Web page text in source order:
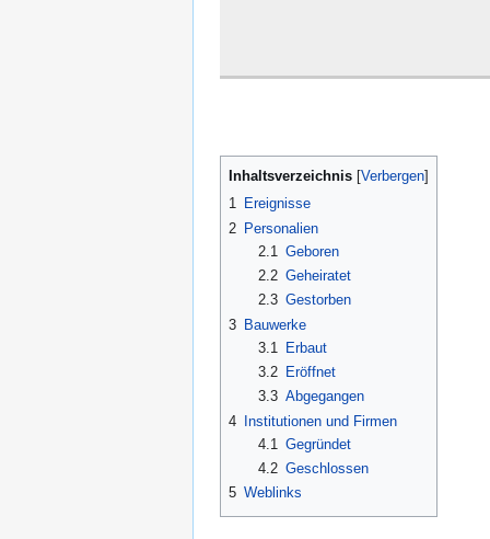
Inhaltsverzeichnis
1 Ereignisse
2 Personalien
2.1 Geboren
2.2 Geheiratet
2.3 Gestorben
3 Bauwerke
3.1
Erbaut
3.2
Eröffnet
3.3 Abgegangen
4 Institutionen und Firmen
4.1 Gegründet
4.2 Geschlossen
5 Weblinks